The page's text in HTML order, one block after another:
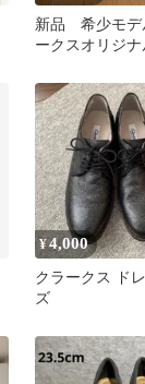
新品 希少モ
ークスオリジ
¥4,000
クラークス ド
ズ